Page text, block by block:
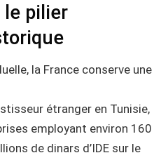
le pilier
la France conserve une
étranger en Tunisie,
employant environ 160
de dinars d’IDE sur le